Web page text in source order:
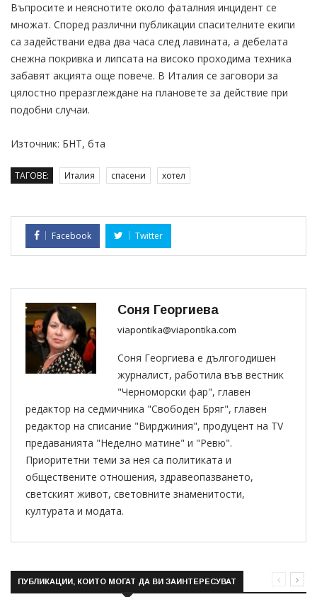
Въпросите и неяснотите около фаталния инцидент се
множат. Според различни публикации спасителните екипи
са задействани едва два часа след лавината, а дебелата
снежна покривка и липсата на високо проходима техника
забавят акцията още повече. В Италия се заговори за
цялостно преразглеждане на плановете за действие при
подобни случаи.
Източник: БНТ, бта
ТАГОВЕ: Италия спасени хотел
Facebook Twitter
Соня Георгиева
viapontika@viapontika.com
Соня Георгиева е дългогодишен
журналист, работила във вестник
"Черноморски фар", главен
редактор на седмичника "Свободен Бряг", главен
редактор на списание "Вирджиния", продуцент на TV
предаванията "Неделно матине" и "Ревю".
Приоритетни теми за нея са политиката и
обществените отношения, здравеопазването,
светският живот, световните знаменитости,
културата и модата.
ПУБЛИКАЦИИ, КОИТО МОГАТ ДА ВИ ЗАИНТЕРЕСУВАТ